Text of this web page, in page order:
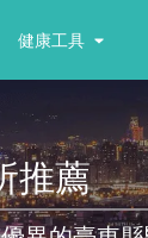
健康工具
推薦